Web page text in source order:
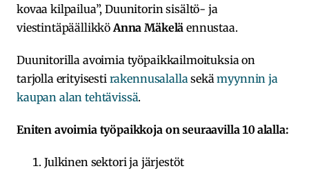
kovaa kilpailua”, Duunitorin sisältö- ja
viestintäpäällikköAnna Mäkelä ennustaa.
Duunitorilla avoimia työpaikkailmoituksia on
tarjolla erityisesti rakennusalallasekämyynnin ja
kaupan alan tehtävissä.
Eniten avoimia työpaikkoja on seuraavilla 10 alalla:
Julkinen sektori ja järjestöt